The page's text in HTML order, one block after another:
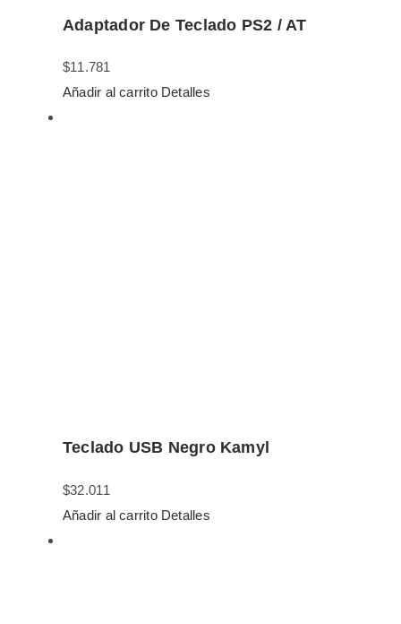
Adaptador De Teclado PS2 / AT
$11.781
Añadir al carrito Detalles
Teclado USB Negro Kamyl
$32.011
Añadir al carrito Detalles